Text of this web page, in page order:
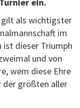
gilt als wichtigster
im
ist dieser Triumph
und von
wem diese Ehre
der größten aller